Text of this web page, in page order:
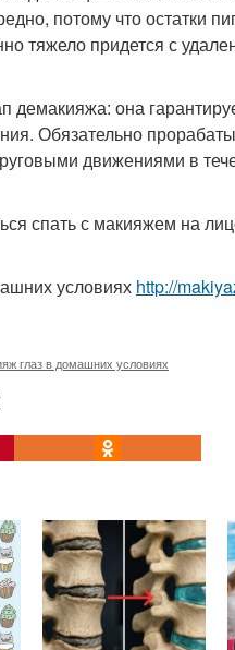
потому что остатки
тяжело придется с
она
Обязательно
движениями в
спать с макияжем на
условиях http://
глаз в домашних условиях